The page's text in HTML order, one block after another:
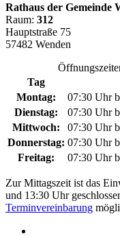
Rathaus der Gemeinde
Raum: 312
Hauptstraße 75
57482 Wenden
Tag
Montag:
07:30 Uhr
Dienstag:
07:30 Uhr
Mittwoch:
07:30 Uhr
Donnerstag: 07:30 Uhr
Freitag:
07:30 Uhr
Zur Mittagszeit ist das
und 13:30 Uhr
Terminvereinbarung